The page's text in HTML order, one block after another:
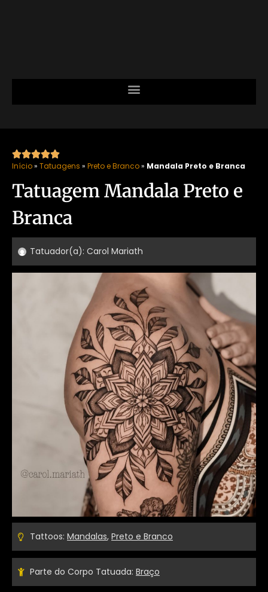

Início» Tatuagens » Preto e Branco» Mandala Preto e Branca
Tatuagem Mandala Preto e
Branca
Tatuador(a): Carol Mariath
Tattoos: Mandalas, Preto e Branco
Parte do Corpo Tatuada: Braço